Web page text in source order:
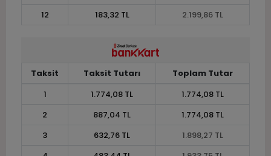
12
183,32 TL 2.199,86 TL
Taksit Taksit Tutarı
Toplam Tutar
1
1.774,08 TL
1.774,08 TL
2
887,04 TL
1.774,08 TL
3
632,76 TL
1.898,27 TL